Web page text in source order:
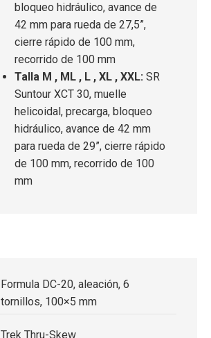
bloqueo hidráulico, avance de
42 mm para rueda de 27,5”,
cierre rápido de 100 mm,
recorrido de 100 mm
Talla M , ML , L , XL , XXL: SR
Suntour XCT 30, muelle
helicoidal, precarga, bloqueo
hidráulico, avance de 42 mm
para rueda de 29”, cierre rápido
de 100 mm, recorrido de 100
mm
Formula DC-20, aleación, 6
tornillos, 100×5 mm
Trek Thru-Skew